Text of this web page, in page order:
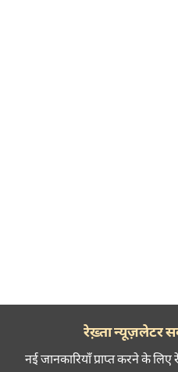
रेख़्ता न्यूज़लेटर
नई जानकारियाँ प्राप्त करने के